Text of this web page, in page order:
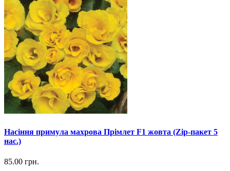
Насіння примула махрова Прімлет F1 жовта (Zip-пакет 5
нас.)
85.00 грн.